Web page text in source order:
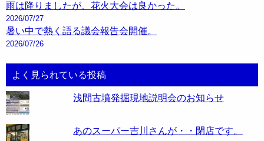
雨は降りましたが、花火大会は良かった。
2026/07/27
暑い中で熱く語る議会報告会開催。
2026/07/26
よく見られている投稿
浅間古墳発掘現地説明会のお知らせ
あのスーパー吉川さんが・・閉店です。